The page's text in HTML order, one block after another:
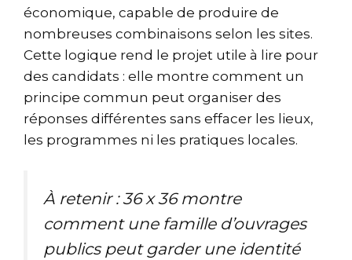
économique, capable de produire de
nombreuses combinaisons selon les sites.
Cette logique rend le projet utile à lire pour
des candidats : elle montre comment un
principe commun peut organiser des
réponses différentes sans effacer les lieux,
les programmes ni les pratiques locales.
À retenir : 36 x 36 montre
comment une famille d’ouvrages
publics peut garder une identité